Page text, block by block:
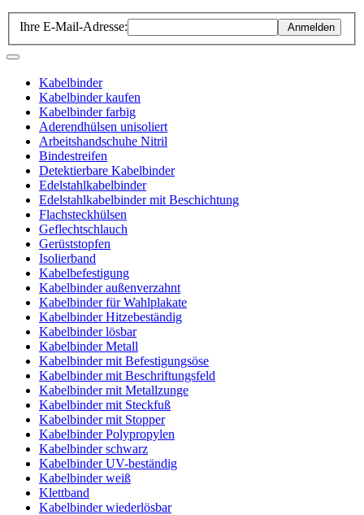
Ihre E-Mail-Adresse: Anmelden
Kabelbinder
Kabelbinder kaufen
Kabelbinder farbig
Aderendhülsen unisoliert
Arbeitshandschuhe Nitril
Bindestreifen
Detektierbare Kabelbinder
Edelstahlkabelbinder
Edelstahlkabelbinder mit Beschichtung
Flachsteckhülsen
Geflechtschlauch
Gerüststopfen
Isolierband
Kabelbefestigung
Kabelbinder außenverzahnt
Kabelbinder für Wahlplakate
Kabelbinder Hitzebeständig
Kabelbinder lösbar
Kabelbinder Metall
Kabelbinder mit Befestigungsöse
Kabelbinder mit Beschriftungsfeld
Kabelbinder mit Metallzunge
Kabelbinder mit Steckfuß
Kabelbinder mit Stopper
Kabelbinder Polypropylen
Kabelbinder schwarz
Kabelbinder UV-beständig
Kabelbinder weiß
Klettband
Kabelbinder wiederlösbar